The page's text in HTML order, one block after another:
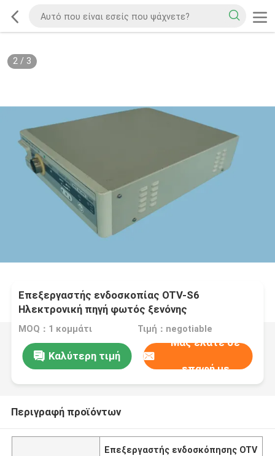
2/ 3
Επεξεργαστής ενδοσκοπίας OTV-S6
Ηλεκτρονική πηγή φωτός ξενόνης
Επεξεργαστής ενδοσκοπίας κάμερας
MOQ：1 κομμάτι Τιμή：negotiable
Καλύτερη τιμή
Μας ελάτε σε
επαφή με
Περιγραφή προϊόντων
Επεξεργαστής ενδοσκόπησης OTV